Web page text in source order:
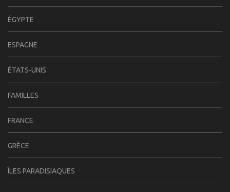
ÉGYPTE
ESPAGNE
ÉTATS-UNIS
FAMILLES
FRANCE
GRÈCE
ÎLES PARADISIAQUES